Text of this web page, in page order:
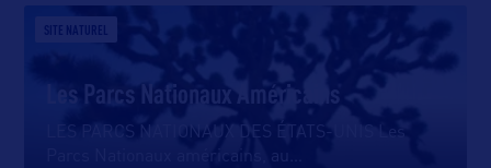
SITE NATUREL
Les Parcs Nationaux Américains
LES PARCS NATIONAUX DES ÉTATS-UNIS Les
Parcs Nationaux américains, au